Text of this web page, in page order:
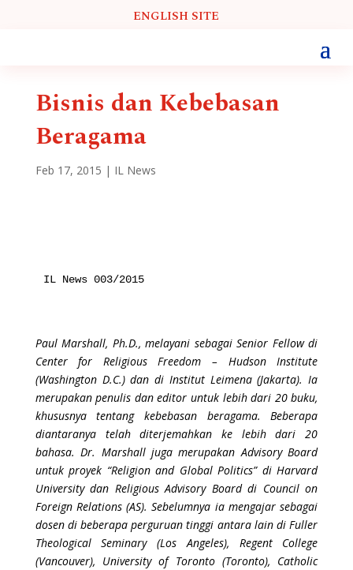
ENGLISH SITE
Bisnis dan Kebebasan
Beragama
Feb 17, 2015 | IL News
IL News 003/2015
Paul Marshall, Ph.D., melayani sebagai Senior Fellow di
Center for Religious Freedom – Hudson Institute
(Washington D.C.) dan di Institut Leimena (Jakarta). Ia
merupakan penulis dan editor untuk lebih dari 20 buku,
khususnya tentang kebebasan beragama. Beberapa
diantaranya telah diterjemahkan ke lebih dari 20
bahasa. Dr. Marshall juga merupakan Advisory Board
untuk proyek “Religion and Global Politics” di Harvard
University dan Religious Advisory Board di Council on
Foreign Relations (AS). Sebelumnya ia mengajar sebagai
dosen di beberapa perguruan tinggi antara lain di Fuller
Theological Seminary (Los Angeles), Regent College
(Vancouver), University of Toronto (Toronto), Catholic